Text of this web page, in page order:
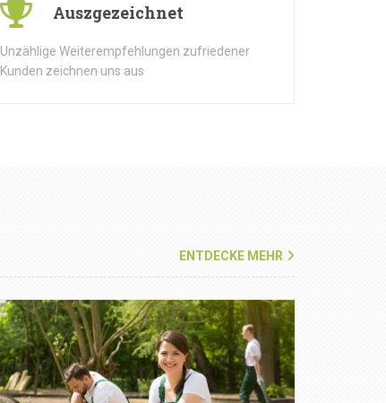
Auszgezeichnet
Unzählige Weiterempfehlungen zufriedener
Kunden zeichnen uns aus
ENTDECKE MEHR